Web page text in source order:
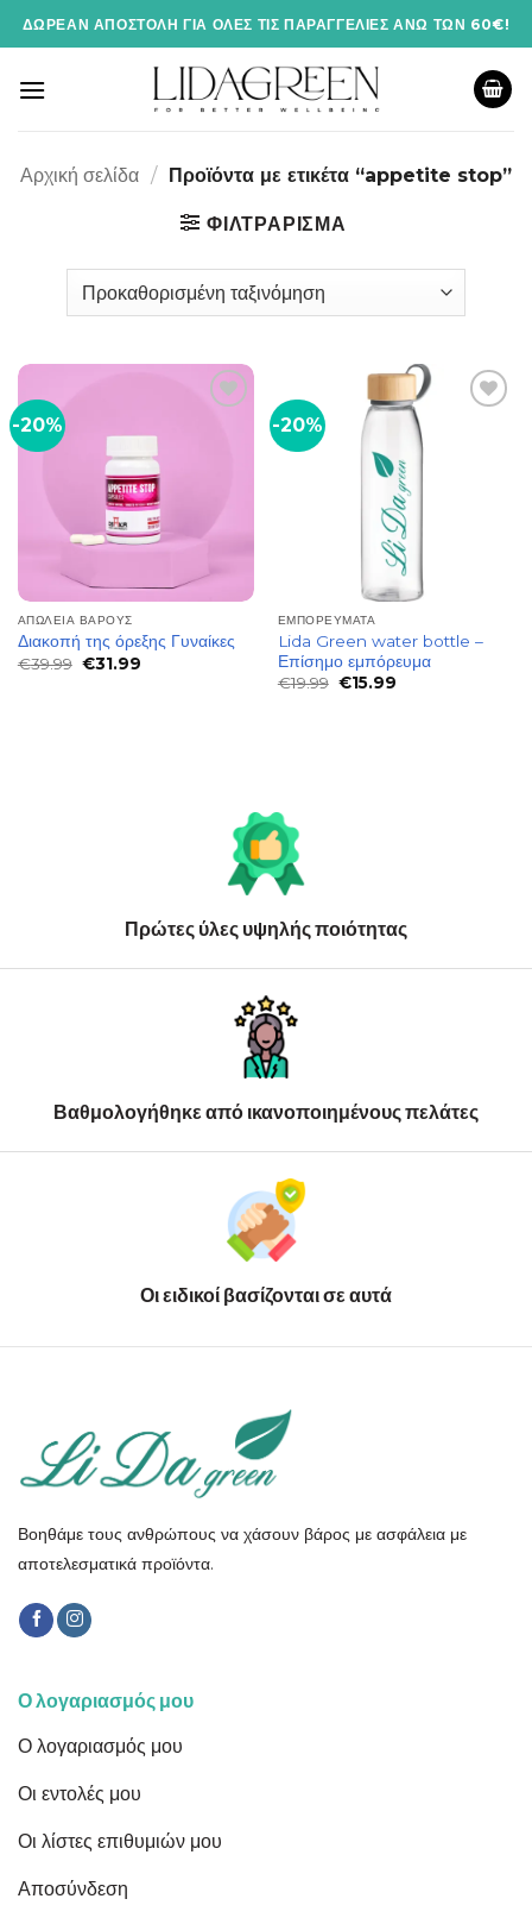
Μετάβαση
στο
ΔΩΡΕΆΝ ΑΠΟΣΤΟΛΉ ΓΙΑ ΌΛΕΣ ΤΙΣ ΠΑΡΑΓΓΕΛΊΕΣ ΆΝΩ ΤΩΝ 60€!
Αρχική σελίδα / Προϊόντα με ετικέτα “appetite stop”
ΦΙΛΤΡΆΡΙΣΜΑ
-20%
ΑΠΏΛΕΙΑ ΒΆΡΟΥΣ
Διακοπή της όρεξης Γυναίκες
€39.99 Original
€31.99Η
-20%
ΕΜΠΟΡΕΎΜΑΤΑ
Lida Green water bottle –
Επίσημο εμπόρευμα
€19.99 Original
€15.99Η
Πρώτες ύλες υψηλής ποιότητας
Βαθμολογήθηκε από ικανοποιημένους πελάτες
Οι ειδικοί βασίζονται σε αυτά
Βοηθάμε τους ανθρώπους να χάσουν βάρος με ασφάλεια με
αποτελεσματικά προϊόντα.
Ο λογαριασμός μου
Ο λογαριασμός μου
Οι εντολές μου
Οι λίστες επιθυμιών μου
Αποσύνδεση